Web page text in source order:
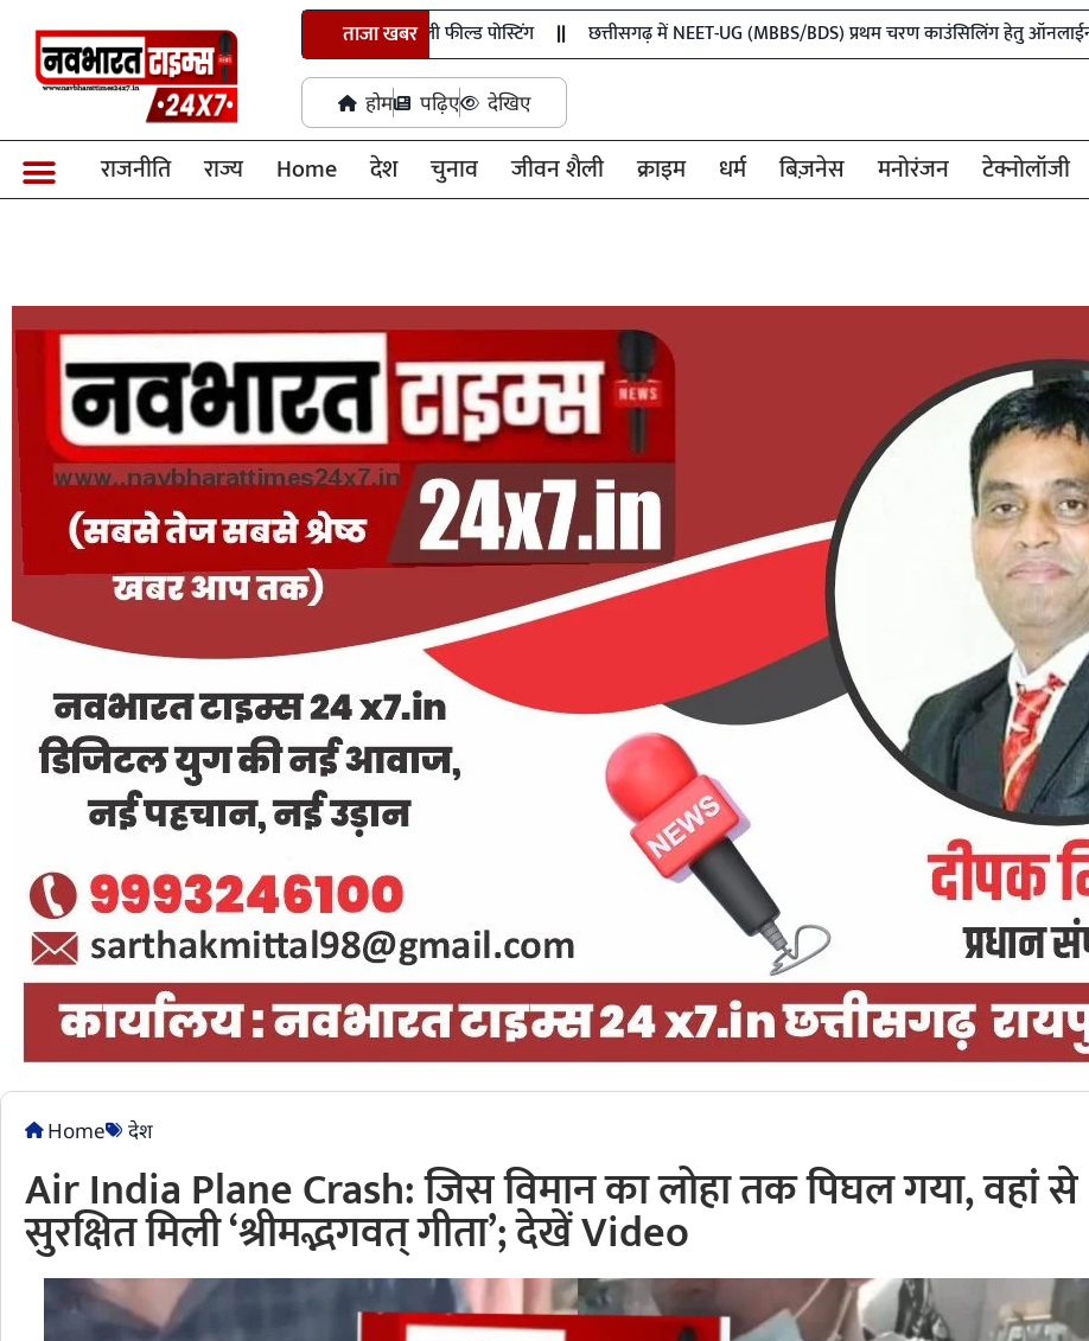
ताजा खबर
पांच आईएएस अधिकारियों को मिली पहली फील्ड पोस्टिंग छत्तीसगढ़ में NEET-UG (MBBS/BDS) प्रथम चरण काउंसिलिंग हेतु ऑनलाईन आवेदन प्रारंभ
होम पढ़िए देखिए
राजनीति राज्य Home देश चुनाव जीवन शैली क्राइम धर्म बिज़नेस मनोरंजन टेक्नोलॉजी
Home देश
Air India Plane Crash: जिस विमान का लोहा तक पिघल गया, वहां से
सुरक्षित मिली ‘श्रीमद्भगवत् गीता’; देखें Video